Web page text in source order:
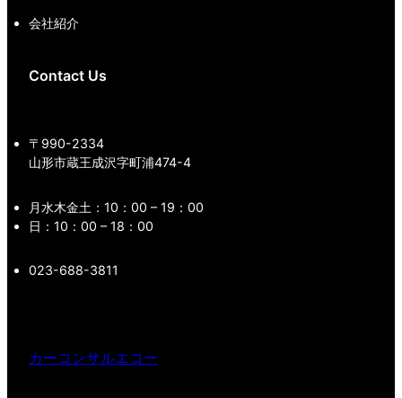
会社紹介
Contact Us
〒990-2334
山形市蔵王成沢字町浦474-4
月水木金土：10：00 – 19：00
日：10：00 – 18：00
023-688-3811
カーコンサルエコー